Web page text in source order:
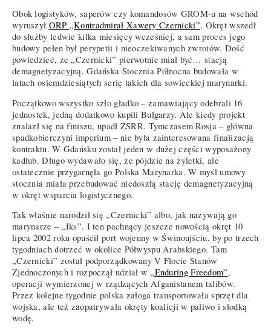
Obok logistyków, saperów czy komandosów GROM-u na wschód
wyruszył ORP „Kontradmirał Xawery Czernicki”. Okręt wszedł
do służby ledwie kilka miesięcy wcześniej, a sam proces jego
budowy pełen był perypetii i nieoczekiwanych zwrotów. Dość
powiedzieć, że „Czernicki” pierwotnie miał być… stacją
demagnetyzacyjną. Gdańska Stocznia Północna budowała w
latach osiemdziesiątych serię takich dla sowieckiej marynarki.
Początkowo wszystko szło gładko – zamawiający odebrali 16
jednostek, jedną dodatkowo kupili Bułgarzy. Ale kiedy projekt
znalazł się na finiszu, upadł ZSRR. Tymczasem Rosja – główna
spadkobierczyni imperium – nie była zainteresowana finalizacją
kontraktu. W Gdańsku został jeden w dużej części wyposażony
kadłub. Długo wydawało się, że pójdzie na żyletki, ale
ostatecznie przygarnęła go Polska Marynarka. W myśl umowy
stocznia miała przebudować niedoszłą stację demagnetyzacyjną
w okręt wsparcia logistycznego.
Tak właśnie narodził się „Czernicki” albo, jak nazywają go
marynarze – „Iks”. I ten pachnący jeszcze nowością okręt 10
lipca 2002 roku opuścił port wojenny w Świnoujściu, by po trzech
tygodniach dotrzeć w okolice Półwyspu Arabskiego. Tam
„Czernicki” został podporządkowany V Flocie Stanów
Zjednoczonych i rozpoczął udział w„Enduring Freedom”,
operacji wymierzonej w rządzących Afganistanem talibów.
Przez kolejne tygodnie polska załoga transportowała sprzęt dla
wojska, ale też zaopatrywała okręty koalicji w paliwo i słodką
wodę.